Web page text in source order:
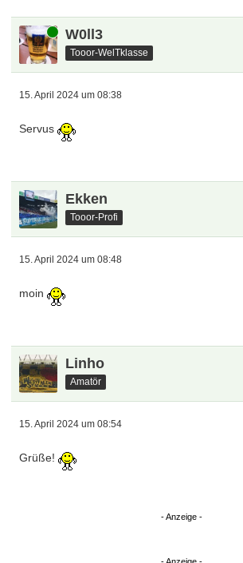
Dschorgo
Tooor-Urgestein
14. April 2024 um 18:49
Grüße!
Bofingson
Tooor-Talent
15. April 2024 um 07:28
servus
Online W0ll3
Tooor-WelTklasse
15. April 2024 um 08:38
Servus